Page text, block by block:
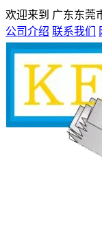
欢迎来到 广东东莞
公司介绍 联系我们